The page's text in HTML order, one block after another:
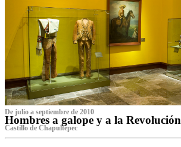
De julio a septiembre de 2010
Hombres a galope y a la Revolución
Castillo de Chapultepec